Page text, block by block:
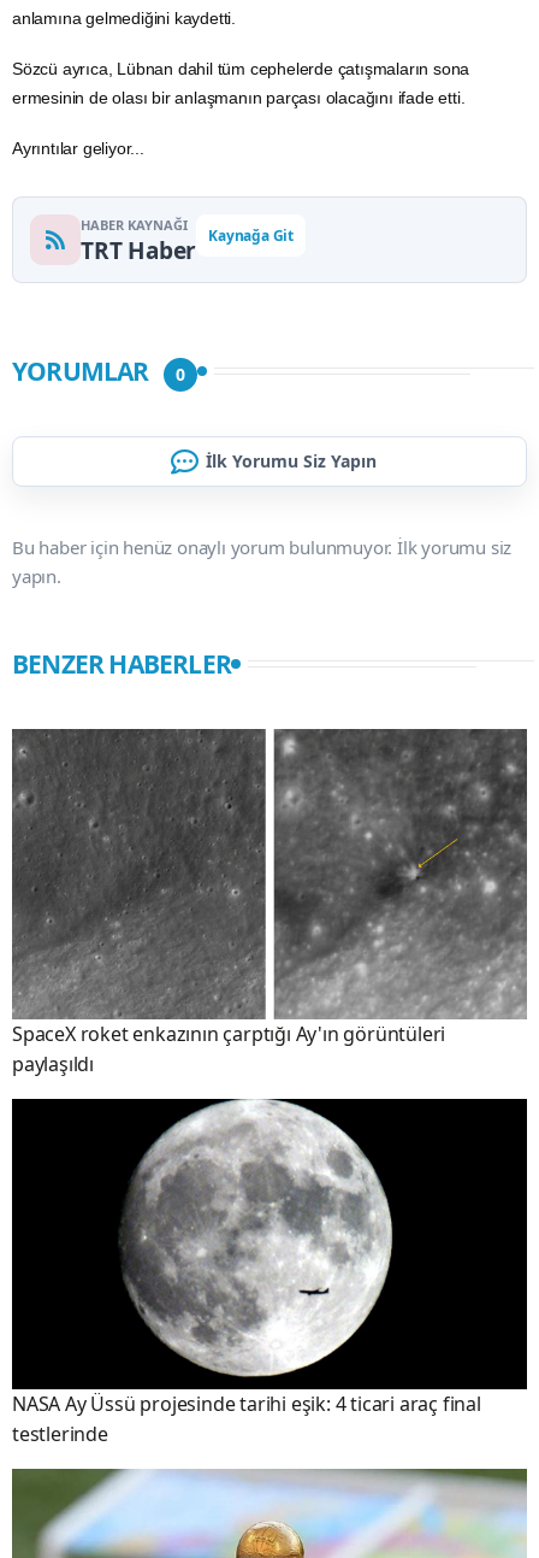
anlamına gelmediğini kaydetti.
Sözcü ayrıca, Lübnan dahil tüm cephelerde çatışmaların sona
ermesinin de olası bir anlaşmanın parçası olacağını ifade etti.
Ayrıntılar geliyor...
HABER KAYNAĞI
TRT Haber Kaynağa Git
YORUMLAR 0
İlk Yorumu Siz Yapın
Bu haber için henüz onaylı yorum bulunmuyor. İlk yorumu siz
yapın.
BENZER HABERLER
SpaceX roket enkazının çarptığı Ay'ın görüntüleri
paylaşıldı
NASA Ay Üssü projesinde tarihi eşik: 4 ticari araç final
testlerinde